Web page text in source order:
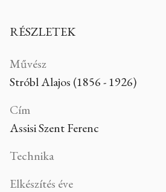
RÉSZLETEK
Művész
Stróbl Alajos (1856 - 1926)
Cím
Assisi Szent Ferenc
Technika
Elkészítés éve